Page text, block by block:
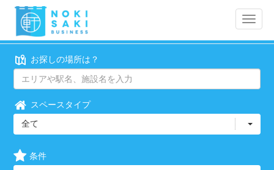
Toggle
お探しの場所は？
スペースタイプ
全て
条件